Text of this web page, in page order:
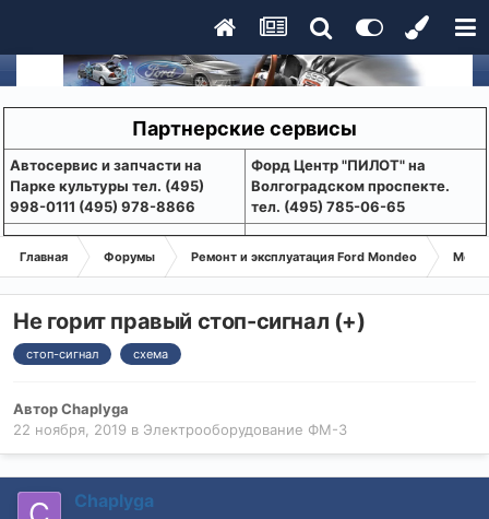
Партнерские сервисы
Aвтосервис и запчасти на
Парке культуры тел. (495)
998-0111 (495) 978-8866
Форд Центр "ПИЛОТ" на
Волгоградском проспекте.
тел. (495) 785-06-65
Главная Форумы Ремонт и эксплуатация Ford Mondeo
Не горит правый стоп-сигнал (+)
стоп-сигнал схема
АвторChaplyga
22 ноября, 2019 в Электрооборудование ФМ-3
Chaplyga